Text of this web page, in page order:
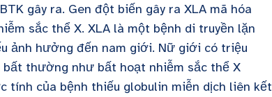
gây ra. Gen đột biến gây ra XLA mã hóa
sắc thể X. XLA là một bệnh di truyền lặn
ảnh hưởng đến nam giới. Nữ giới có triệu
thường như bất hoạt nhiễm sắc thể X
tính của bệnh thiếu globulin miễn dịch liên kết